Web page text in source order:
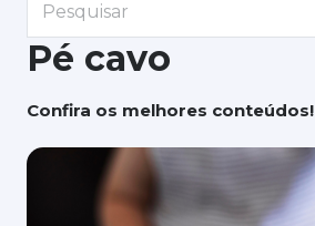
Pé cavo
Confira os melhores conteúdos!